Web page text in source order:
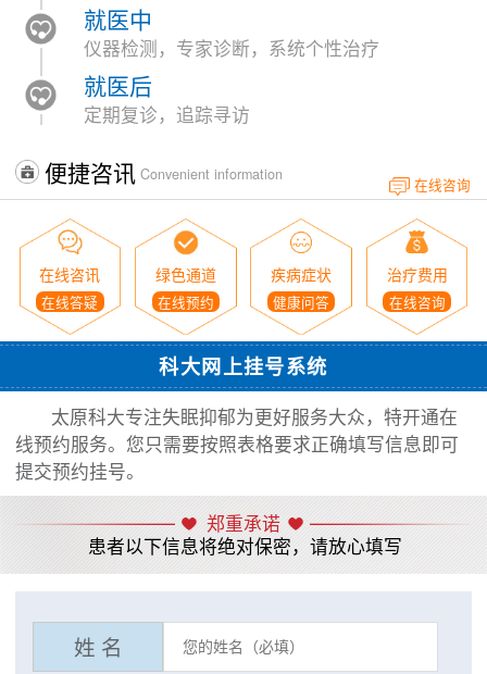
就医中
仪器检测，专家诊断，系统个性治疗
就医后
定期复诊，追踪寻访
便捷咨讯 Convenient information
在线咨询
在线咨讯
在线答疑
绿色通道
在线预约
疾病症状
健康问答
治疗费用
在线咨询
科大网上挂号系统
太原科大专注失眠抑郁为更好服务大众，特开通在
线预约服务。您只需要按照表格要求正确填写信息即可
提交预约挂号。
郑重承诺
患者以下信息将绝对保密，请放心填写
姓 名